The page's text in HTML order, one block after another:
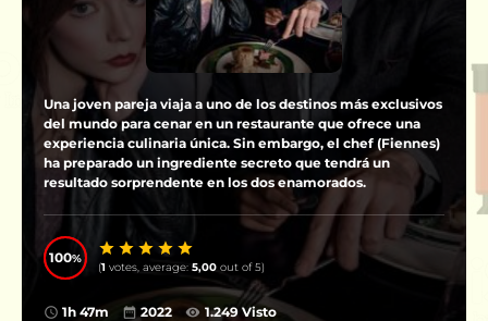
Una joven pareja viaja a uno de los destinos más exclusivos
del mundo para cenar en un restaurante que ofrece una
experiencia culinaria única. Sin embargo, el chef (Fiennes)
ha preparado un ingrediente secreto que tendrá un
resultado sorprendente en los dos enamorados.
100
(1 votes, average: 5,00 out of 5)
1h 47m 2022 1.249 Visto